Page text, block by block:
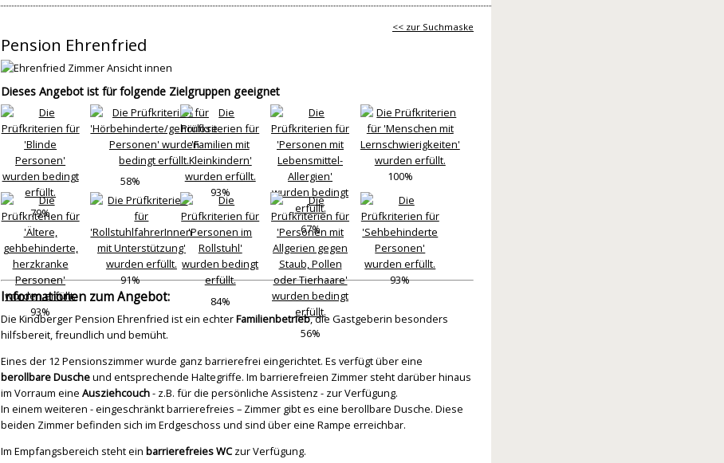
<< zur Suchmaske
Pension Ehrenfried
Dieses Angebot ist für folgende Zielgruppen geeignet
79%
58%
93%
67%
100%
93%
91%
84%
56%
93%
Informationen zum Angebot:
Die Kindberger Pension Ehrenfried ist ein echterFamilienbetrieb, die Gastgeberin besonders
hilfsbereit, freundlich und bemüht.
Eines der 12 Pensionszimmer wurde ganz barrierefrei eingerichtet. Es verfügt über eine
berollbare Duscheund entsprechende Haltegriffe. Im barrierefreien Zimmer steht darüber hinaus
im Vorraum eine Ausziehcouch- z.B. für die persönliche Assistenz - zur Verfügung.
In einem weiteren - eingeschränkt barrierefreies – Zimmer gibt es eine berollbare Dusche. Diese
beiden Zimmer befinden sich im Erdgeschoss und sind über eine Rampe erreichbar.
Im Empfangsbereich steht ein barrierefreies WCzur Verfügung.